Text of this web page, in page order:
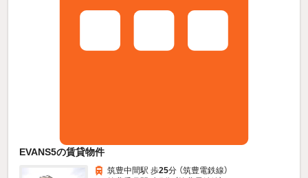
EVANS5の賃貸物件
筑豊中間駅 歩25分 （筑豊電鉄線）